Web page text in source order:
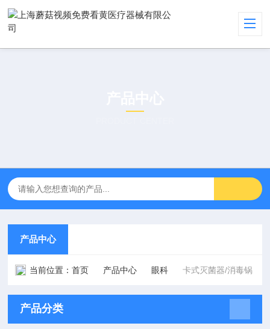
产品中心
当前位置：首页 产品中心 眼科 卡式灭菌器/消毒锅
产品分类